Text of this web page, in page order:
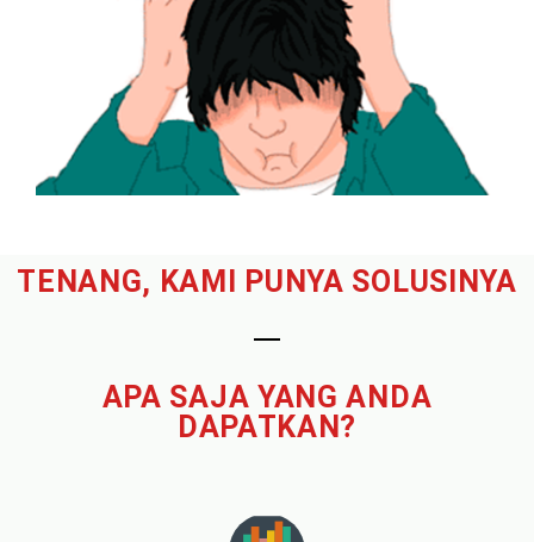
TENANG, KAMI PUNYA SOLUSINYA
APA SAJA YANG ANDA
DAPATKAN?